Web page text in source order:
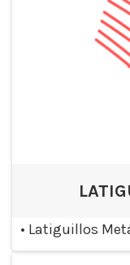
• Latiguillos